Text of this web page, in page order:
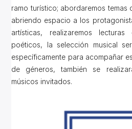
ramo turístico; abordaremos temas
abriendo espacio a los
artísticas, realizaremos
poéticos, la selección musical
específicamente para acompañar
de géneros, también se
músicos invitados.